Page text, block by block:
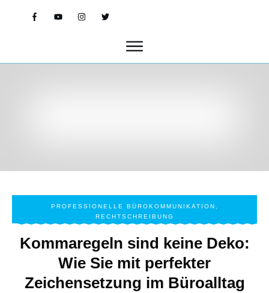
PROFESSIONELLE BÜROKOMMUNIKATION
RECHTSCHREIBUNG
Kommaregeln sind keine Deko:
Wie Sie mit perfekter
Zeichensetzung im Büroalltag